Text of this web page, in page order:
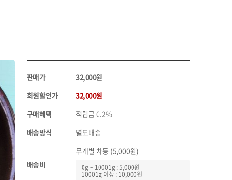
판매가
32,000원
회원할인가
32,000원
구매혜택
적립금 0.2%
배송방식
별도배송
배송비
무게별 차등 (5,000원)
0g ~ 10001g : 5,000원
10001g 이상 : 10,000원